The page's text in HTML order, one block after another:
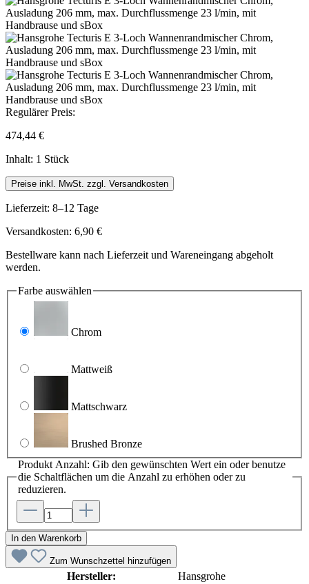
Regulärer Preis:
474,44 €
Inhalt: 1 Stück
Preise inkl. MwSt. zzgl. Versandkosten
Lieferzeit: 8–12 Tage
Versandkosten: 6,90 €
Bestellware kann nach Lieferzeit und Wareneingang abgeholt
werden.
Farbe auswählen
Chrom
Mattweiß
Mattschwarz
Brushed Bronze
Produkt Anzahl: Gib den gewünschten Wert ein oder benutze
die Schaltflächen um die Anzahl zu erhöhen oder zu
reduzieren.
In den Warenkorb
Zum Wunschzettel hinzufügen
Hersteller: Hansgrohe